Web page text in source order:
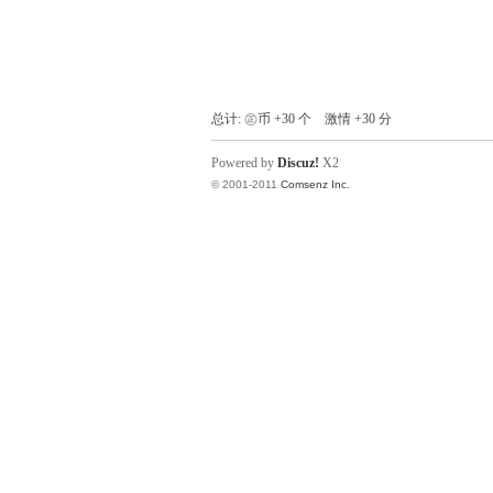
总计: ㊣币 +30 个 激情 +30 分
Powered by Discuz! X2
© 2001-2011 Comsenz Inc.